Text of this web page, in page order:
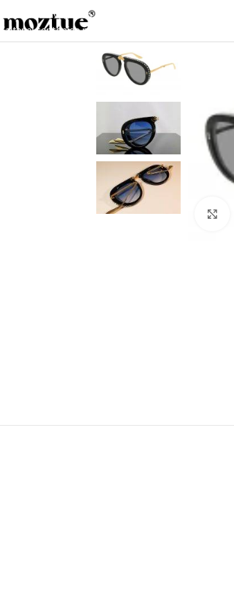
Saltar a la navegación
Saltar al contenido principal